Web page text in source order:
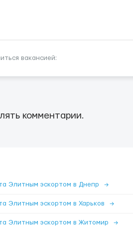
вакансией:
комментарии.
Элитным эскортом в Днепр →
Элитным эскортом в Харьков →
Элитным эскортом в Житомир →